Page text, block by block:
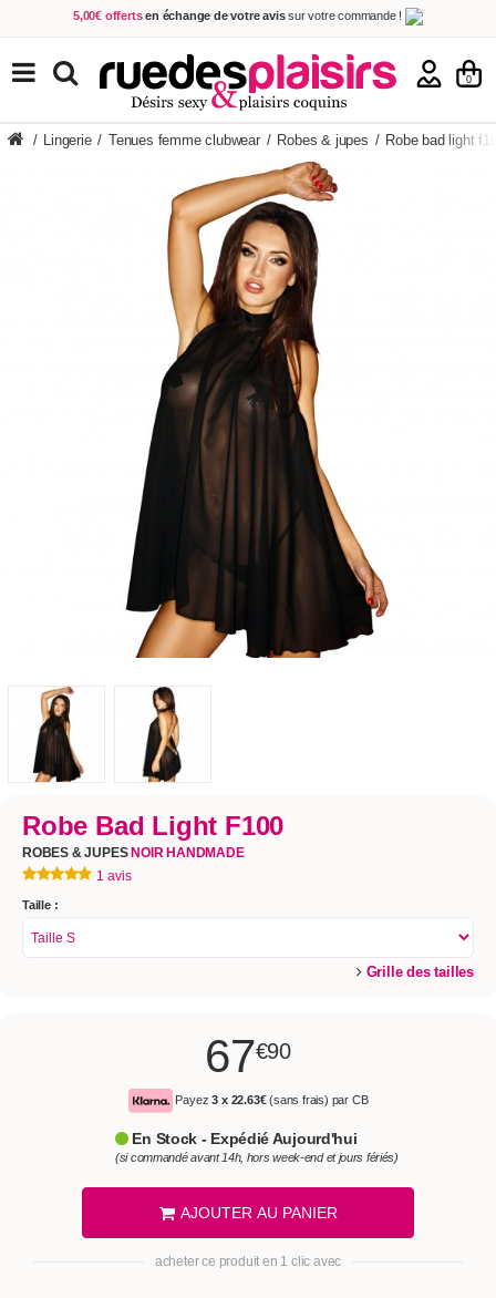
5,00€ offerts en échange de votre avissur votre commande !
Achetez aujourd'hui. Décidez quand payer !
Livraison en 48h
au prix de 2,90 € ! (Offerte dès 69,00€ d'achat)
0
TOUS NOS PRODUITS
/ Lingerie / Tenues femme clubwear / Robes & jupes / Robe bad light
Robe Bad Light F100
ROBES & JUPES NOIR HANDMADE
1 avis
Taille :
Grille des tailles
67€90
Payez3 x 22.63€(sans frais) par CB
En Stock - Expédié Aujourd'hui
(si commandé avant 14h, hors week-end et jours fériés)
AJOUTER AU PANIER
acheter ce produit en 1 clic avec